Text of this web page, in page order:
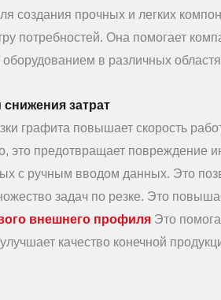
создания прочных и легких
потребностей. Она помогает
в различных
затрат
графита повышает скорость
это предотвращает повреждение
с ручным вводом данных. Это
задач по резке. Это
внешнего профиля Это
качество конечной